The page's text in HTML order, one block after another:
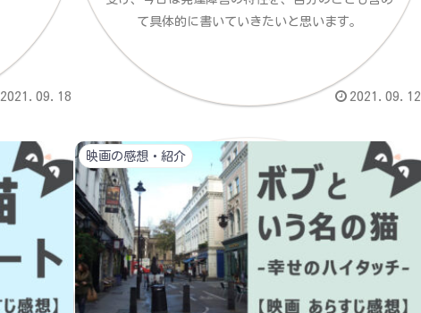
2021.09.18
て具体的に書いていきたいと思います。
2021.09.12
映画の感想・紹介